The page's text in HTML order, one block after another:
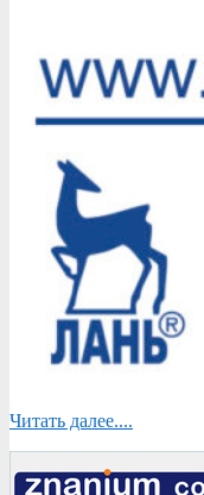
Читать далее....